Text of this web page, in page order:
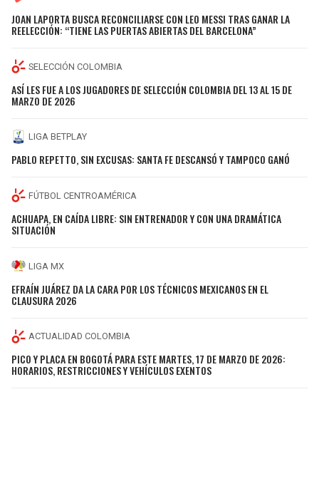
JOAN LAPORTA BUSCA RECONCILIARSE CON LEO MESSI TRAS GANAR LA
REELECCIÓN: “TIENE LAS PUERTAS ABIERTAS DEL BARCELONA”
SELECCIÓN COLOMBIA
ASÍ LES FUE A LOS JUGADORES DE SELECCIÓN COLOMBIA DEL 13 AL 15 DE
MARZO DE 2026
LIGA BETPLAY
PABLO REPETTO, SIN EXCUSAS: SANTA FE DESCANSÓ Y TAMPOCO GANÓ
FÚTBOL CENTROAMÉRICA
ACHUAPA, EN CAÍDA LIBRE: SIN ENTRENADOR Y CON UNA DRAMÁTICA
SITUACIÓN
LIGA MX
EFRAÍN JUÁREZ DA LA CARA POR LOS TÉCNICOS MEXICANOS EN EL
CLAUSURA 2026
ACTUALIDAD COLOMBIA
PICO Y PLACA EN BOGOTÁ PARA ESTE MARTES, 17 DE MARZO DE 2026:
HORARIOS, RESTRICCIONES Y VEHÍCULOS EXENTOS